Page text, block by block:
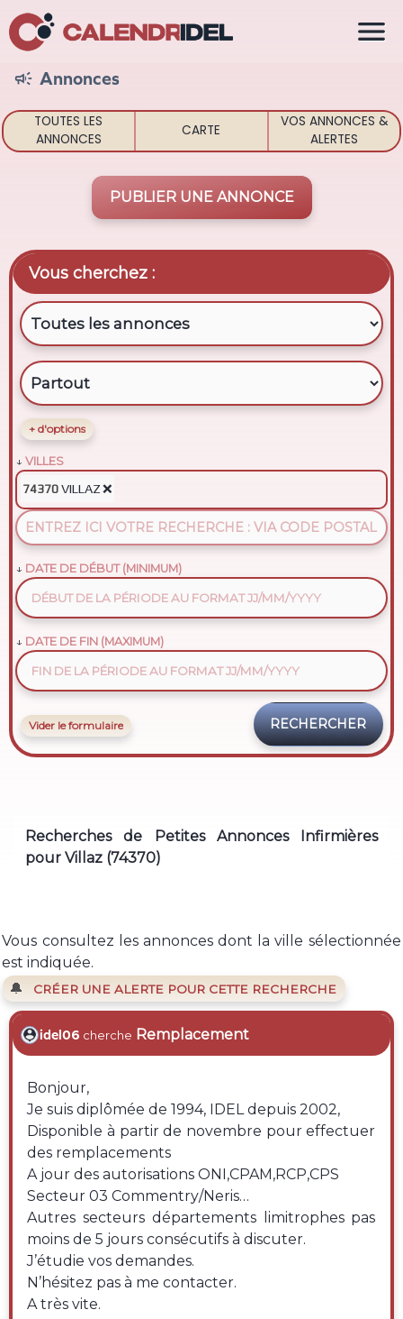
 Annonces
TOUTES LES
ANNONCES
CARTE
VOS ANNONCES &
ALERTES
PUBLIER UNE ANNONCE
Vous cherchez :
+ d'options
VILLES
74370 VILLAZ❌
DATE DE DÉBUT (MINIMUM)
DATE DE FIN (MAXIMUM)
Vider le formulaire
Recherches de Petites Annonces Infirmières
pour Villaz (74370)
Vous consultez les annonces dont la ville sélectionnée
est indiquée.
🔔 CRÉER UNE ALERTE POUR CETTE RECHERCHE
idel06 cherche Remplacement
Bonjour,
Je suis diplômée de 1994, IDEL depuis 2002,
Disponible à partir de novembre pour effectuer
des remplacements
A jour des autorisations ONI,CPAM,RCP,CPS
Secteur 03 Commentry/Neris…
Autres secteurs départements limitrophes pas
moins de 5 jours consécutifs à discuter.
J’étudie vos demandes.
N’hésitez pas à me contacter.
A très vite.
